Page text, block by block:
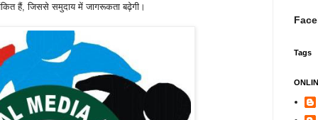
हैं, जिससे समुदाय में जागरूकता बढ़ेगी।
Tags